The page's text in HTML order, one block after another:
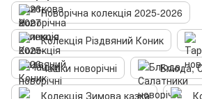
Новорічна колекція 2025-2026
Колекція Різдвяний Коник
Чашки новорічні
Блюда,
Колекція Зимова казка